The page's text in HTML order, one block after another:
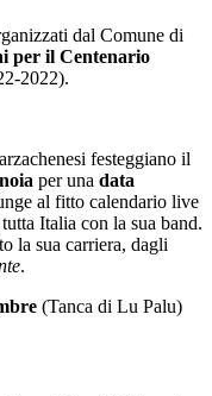
dal Comune di
per il Centenario
2022).
festeggiano il
per una data
al fitto calendario live
Italia con la sua band.
la sua carriera, dagli
.
(Tanca di Lu Palu)